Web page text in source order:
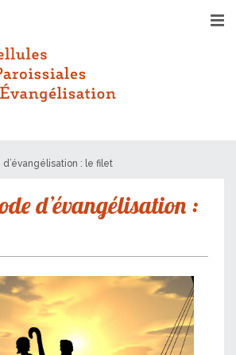
: le filet
d’évangélisation :